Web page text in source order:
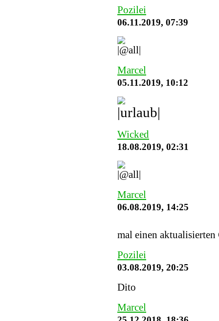
Pozilei
06.11.2019, 07:39
Marcel
05.11.2019, 10:12
Wicked
18.08.2019, 02:31
Marcel
06.08.2019, 14:25
mal einen
Pozilei
03.08.2019, 20:25
Dito
Marcel